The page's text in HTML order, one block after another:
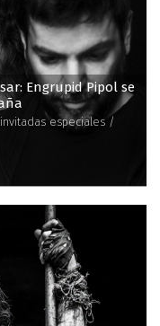
Engrupid Pipol se
especiales /